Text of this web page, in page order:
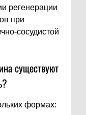
регенерации
при
сосудистой
существуют
формах: